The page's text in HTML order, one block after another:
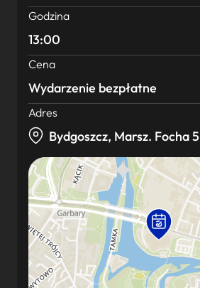
Godzina
13:00
Cena
Wydarzenie bezpłatne
Adres
Bydgoszcz, Marsz. Focha 5